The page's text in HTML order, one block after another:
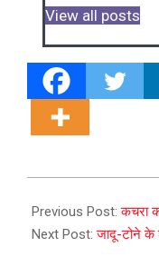
View all posts
09-
06
Previous Post:कचरा
Next Post:जादू-टोने के